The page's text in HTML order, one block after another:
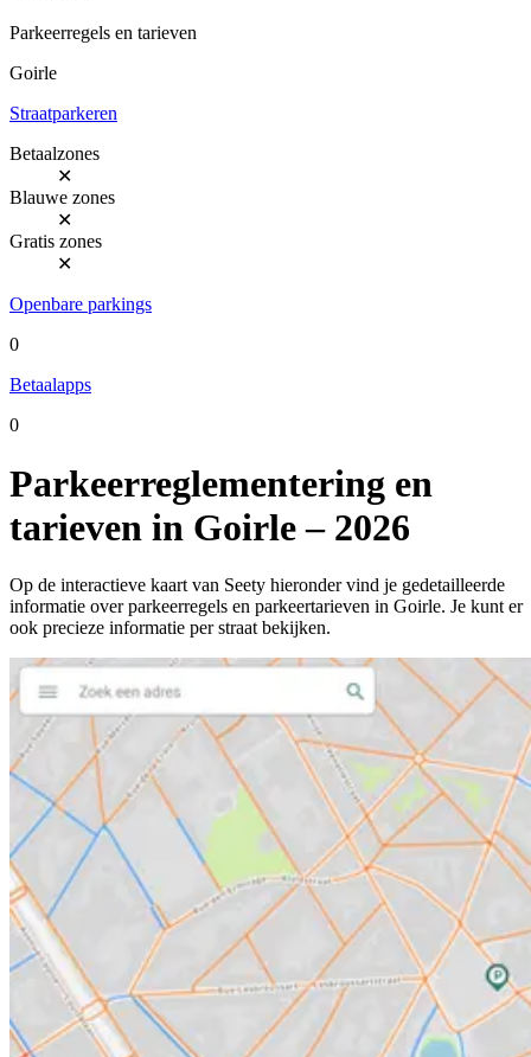
Parkeerregels en tarieven
Goirle
Straatparkeren
Betaalzones
✕
Blauwe zones
✕
Gratis zones
✕
Openbare parkings
0
Betaalapps
0
Parkeerreglementering en
tarieven in Goirle – 2026
Op de interactieve kaart van Seety hieronder vind je gedetailleerde
informatie over parkeerregels en parkeertarieven in Goirle. Je kunt er
ook precieze informatie per straat bekijken.